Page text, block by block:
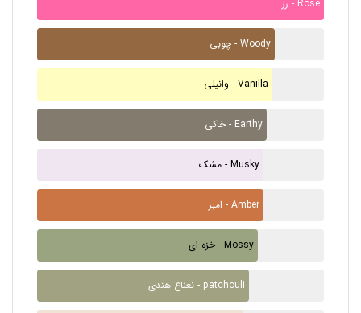
رز - Rose
چوبی - Woody
وانیلی - Vanilla
خاکی - Earthy
مشک - Musky
امبر - Amber
خزه ای - Mossy
نعناع هندی - patchouli